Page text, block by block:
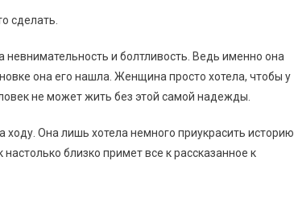
сделать.
невнимательность и болтливость. Ведь именно она
она его нашла. Женщина просто хотела, чтобы у
не может жить без этой самой надежды.
Она лишь хотела немного приукрасить историю
близко примет все к рассказанное к